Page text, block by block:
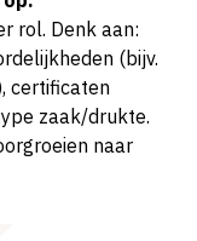
rol. Denk aan:
(bijv.
certificaten
zaak/drukte.
naar